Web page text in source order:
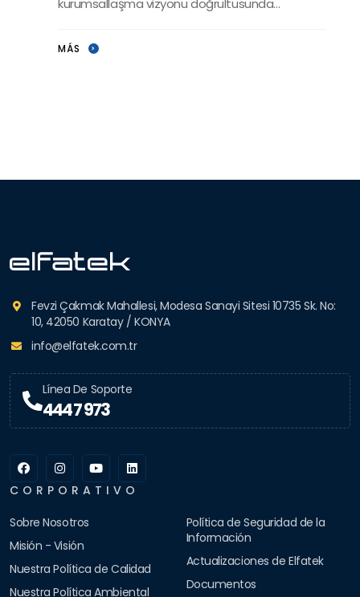
kurumsallaşma vizyonu doğrultusunda
MÁS
Fevzi Çakmak Mahallesi, Modesa Sanayi Sitesi 10735 Sk. No:
10, 42050 Karatay / KONYA
info@elfatek.com.tr
Línea De Soporte
444 7 973
CORPORATIVO
Sobre Nosotros
Misión - Visión
Nuestra Política de Calidad
Nuestra Política Ambiental
Política de Seguridad de la
Información
Actualizaciones de Elfatek
Documentos